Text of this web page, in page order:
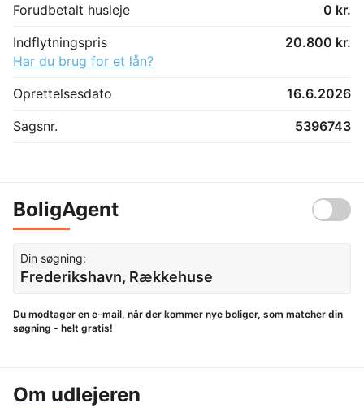
Forudbetalt husleje
0 kr.
Indflytningspris
20.800 kr.
Har du brug for et lån?
Oprettelsesdato
16.6.2026
Sagsnr.
5396743
BoligAgent
Din søgning:
Frederikshavn, Rækkehuse
Du modtager en e-mail, når der kommer nye boliger, som matcher din
søgning - helt gratis!
Om udlejeren